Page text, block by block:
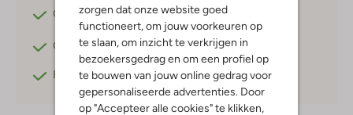
zorgen dat onze website goed
functioneert, om jouw voorkeuren op
te slaan, om inzicht te verkrijgen in
bezoekersgedrag en om een profiel op
te bouwen van jouw online gedrag voor
gepersonaliseerde advertenties. Door
op "Accepteer alle cookies" te klikken,
Gratis verzendingvanaf €75,-
Gratis retournerenbinnen 30 dagen*
Betaal achterafmet Klarna